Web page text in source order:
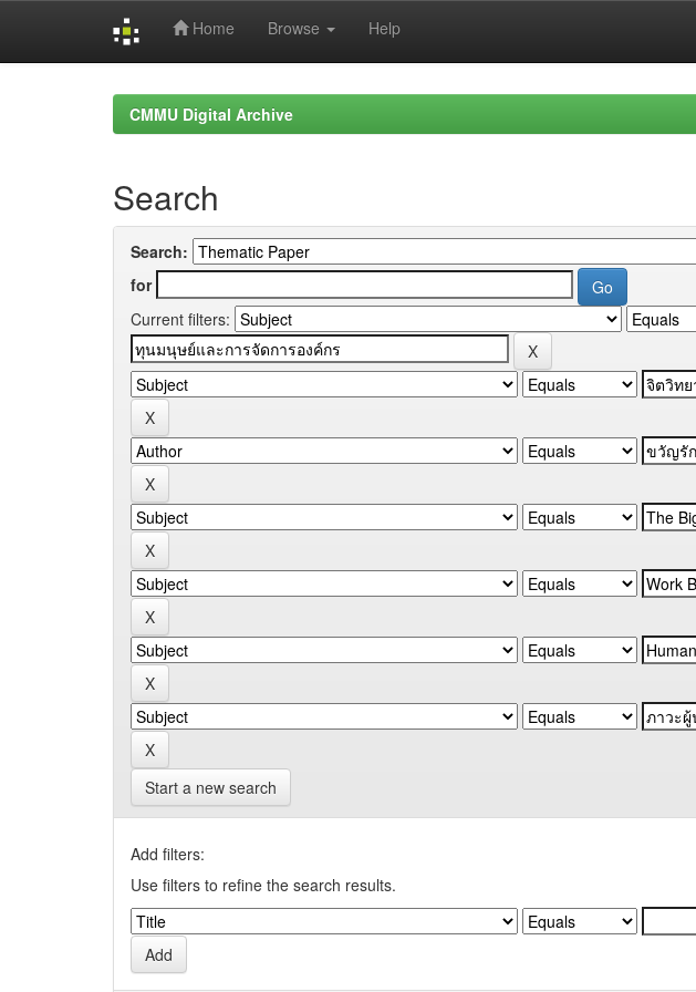
Home Browse Help
CMMU Digital Archive
Search
Search:
for
Current filters:
Start a new search
Add filters:
Use filters to refine the search results.